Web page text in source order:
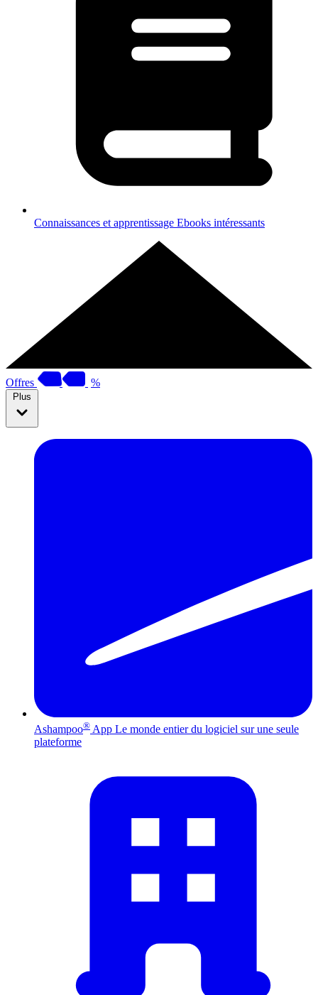
Connaissances et apprentissage Ebooks intéressants
Offres %
Plus
Ashampoo® App Le monde entier du logiciel sur une seule
plateforme